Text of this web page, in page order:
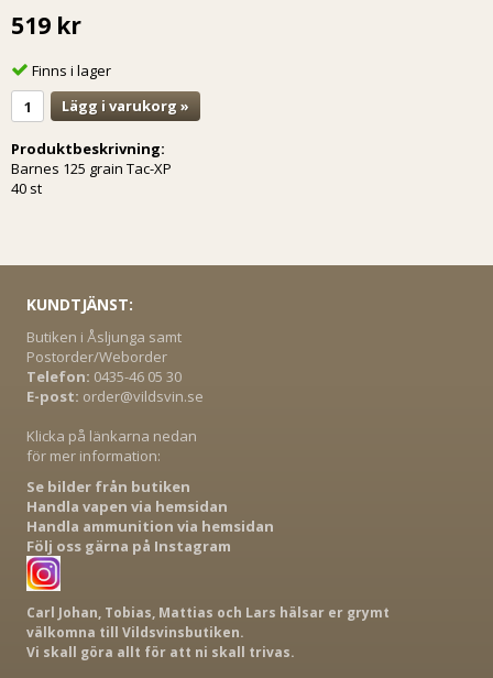
519 kr
Finns i lager
Lägg i varukorg »
Produktbeskrivning:
Barnes 125 grain Tac-XP
40 st
KUNDTJÄNST:
Butiken i Åsljunga samt
Postorder/Weborder
Telefon: 0435-46 05 30
E-post: order@vildsvin.se
Klicka på länkarna nedan
för mer information:
Se bilder från butiken
Handla vapen via hemsidan
Handla ammunition via hemsidan
Följ oss gärna på Instagram
Carl Johan, Tobias, Mattias och Lars hälsar er grymt
välkomna till Vildsvinsbutiken.
Vi skall göra allt för att ni skall trivas.